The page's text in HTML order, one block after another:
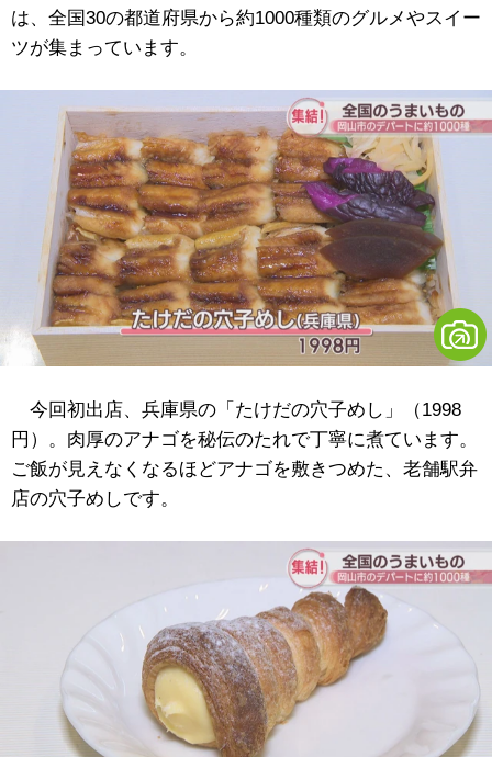
は、全国30の都道府県から約1000種類のグルメやスイー
ツが集まっています。
今回初出店、兵庫県の「たけだの穴子めし」（1998
円）。肉厚のアナゴを秘伝のたれで丁寧に煮ています。
ご飯が見えなくなるほどアナゴを敷きつめた、老舗駅弁
店の穴子めしです。